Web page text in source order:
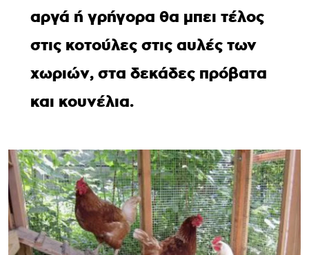
αργά ή γρήγορα θα μπει τέλος
στις κοτούλες στις αυλές των
χωριών, στα δεκάδες πρόβατα
και κουνέλια.